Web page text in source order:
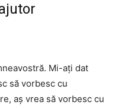
Mi-aţi dat
să vorbesc cu
aş vrea să vorbesc cu